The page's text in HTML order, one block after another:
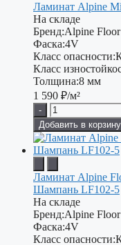
Ламинат Alpine
На складе
Бренд:Alpine Floor
Фаска:4V
Класс опасности:
Класс
Толщина:8 мм
1 590 ₽/м²
-
Добавить в корзину
Ламинат Alpine
Шампань LF102-5
На складе
Бренд:Alpine Floor
Фаска:4V
Класс опасности: